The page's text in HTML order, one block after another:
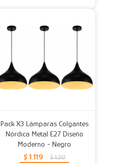
Pack X3 Lámparas Colgantes
Nórdica Metal E27 Diseño
Moderno - Negro
$ 1.119 $ 1.317